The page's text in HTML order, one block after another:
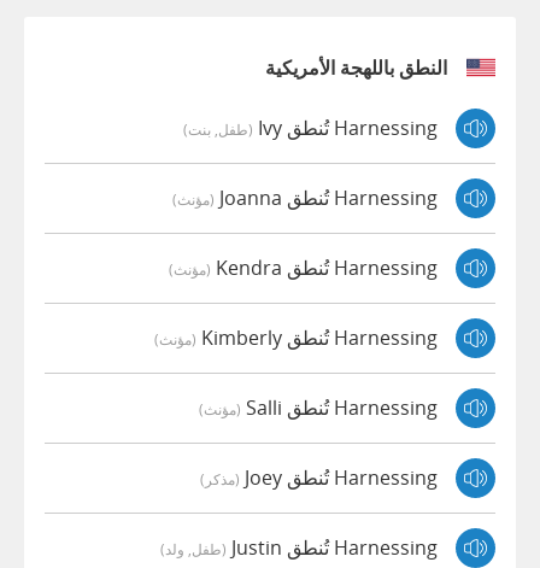
النطق باللهجة الأمريكية
Harnessing تُنطق Ivy (طفل, بنت)
Harnessing تُنطق Joanna (مؤنث)
Harnessing تُنطق Kendra (مؤنث)
Harnessing تُنطق Kimberly (مؤنث)
Harnessing تُنطق Salli (مؤنث)
Harnessing تُنطق Joey (مذكر)
Harnessing تُنطق Justin (طفل, ولد)